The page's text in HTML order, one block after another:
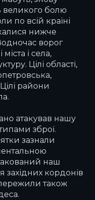
великого болю
по всій країні
нижче
ворог
і села,
Цілі області,
райони
атакував нашу
зброї.
зазнали
наш
західних кордонів
також